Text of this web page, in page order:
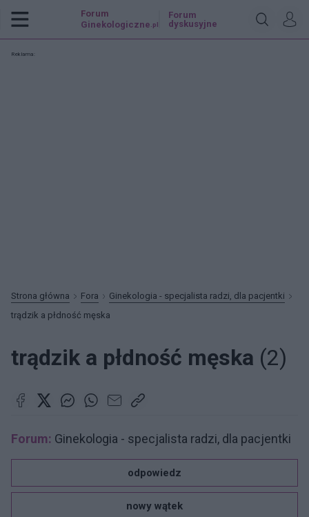
Forum
Ginekologiczne .pl
Forum
dyskusyjne
Reklama:
Strona główna Fora
Ginekologia - specjalista radzi, dla pacjentki
trądzik a płdność męska
trądzik a płdność męska (2)
Forum: Ginekologia - specjalista radzi, dla pacjentki
odpowiedz
nowy wątek